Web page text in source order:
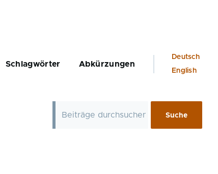
Schlagwörter Abkürzungen
Language
switcher
Deutsch
English